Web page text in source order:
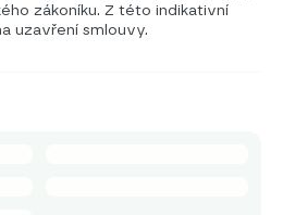
zákoníku. Z této indikativní
uzavření smlouvy.